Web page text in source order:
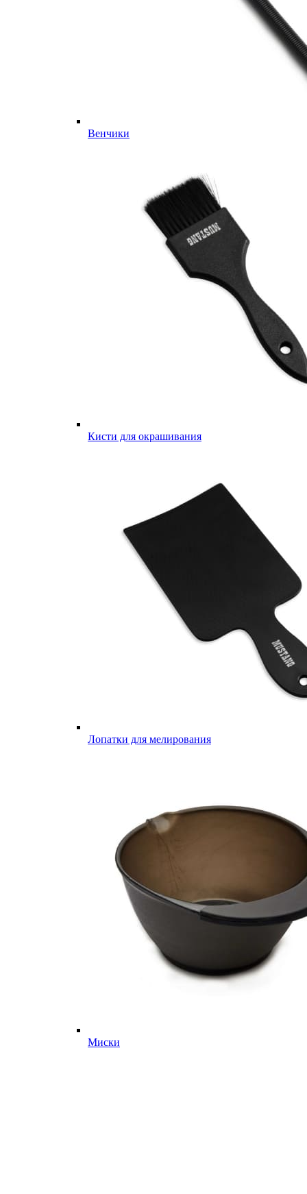
Венчики
Кисти для окрашивания
Лопатки для мелирования
Миски